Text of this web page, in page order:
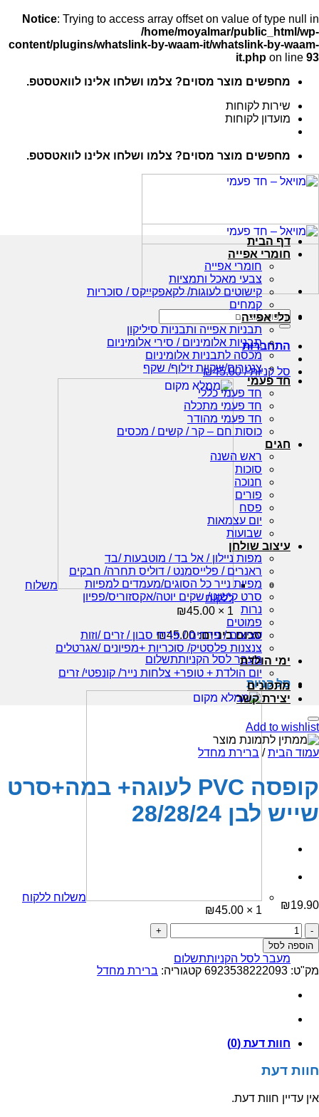
Notice: Trying to access array offset on value of type null in
/home/moyalmar/public_html/wp-
content/plugins/whatslink-by-waam-it/whatslink-by-waam-
it.php on line 93
מחפשים מוצר מסוים? צלמו ושלחו אלינו לוואטסטפ.
שירות לקוחות
מועדון לקוחות
מחפשים מוצר מסוים? צלמו ושלחו אלינו לוואטסטפ.
חיפוש
עבור:
התחברות
סל קניות / ₪45.00
משלוח
ללקוח
1 ×
₪45.00
סכום ביניים:
₪45.00
מעבר לסל הקניותתשלום
סל קניות
משלוח ללקוח
1 ×
₪45.00
מעבר לסל הקניותתשלום
דף הבית
חומרי אפייה
חומרי אפייה
צבעי מאכל ותמציות
קישוטים לעוגות/ לקאפקייקס / סוכריות
קמחים
כלי אפייה
תבניות אפייה ותבניות סיליקון
תבניות אלומיניום / סירי אלומיניום
מכסה לתבניות אלומיניום
צנטרים/שקיות זילוף/ שקף
חד פעמי
חד פעמי כללי
חד פעמי מתכלה
חד פעמי מהודר
כוסות חם – קר / קשים / מכסים
חגים
ראש השנה
סוכות
חנוכה
פורים
פסח
יום עצמאות
שבועות
עיצוב שולחן
מפות ניילון / אל בד / מוטבעות /בד
ראנרים / פלייסמנט / דוליס תחרה/ חבקים
מפיות נייר כל הסוגים/מעמדים למפיות
סרט קישוט/ שקים יוטה/אקסזוריס/פפיון
נרות
פמוטים
עציצים / פרחים / פרחי סבון / זרים /וזות
צנצנות פלסטיק/ סוכריות +מפיונים /אגרטלים
ימי הולדת
יום הולדת + טופר+ צלחות נייר/ קונפטי/ זרים
מתכונים
יצירת קשר
Add to wishlist
עמוד הבית / ברירת מחדל
קופסה PVC לעוגה+ במה+סרט
שייש לבן 28/28/24
₪19.90
כמות
של
קופסה
PVC
במה+סרט
לבן
הוספה לסל
מק"ט: 6923538222093 קטגוריה: ברירת מחדל
חוות דעת (0)
חוות דעת
אין עדיין חוות דעת.